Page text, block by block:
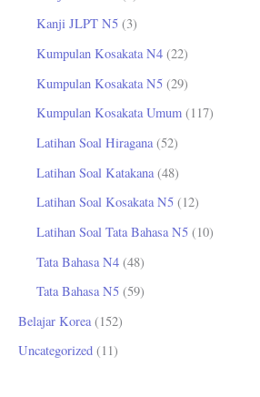
Kanji JLPT N5 (3)
Kumpulan Kosakata N4 (22)
Kumpulan Kosakata N5 (29)
Kumpulan Kosakata Umum (117)
Latihan Soal Hiragana(52)
Latihan Soal Katakana (48)
Latihan Soal Kosakata N5 (12)
Latihan Soal Tata Bahasa N5 (10)
Tata Bahasa N4 (48)
Tata Bahasa N5 (59)
Belajar Korea (152)
Uncategorized (11)